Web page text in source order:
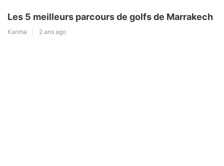
Les 5 meilleurs parcours de golfs de Marrakech
Karima 2 ans ago